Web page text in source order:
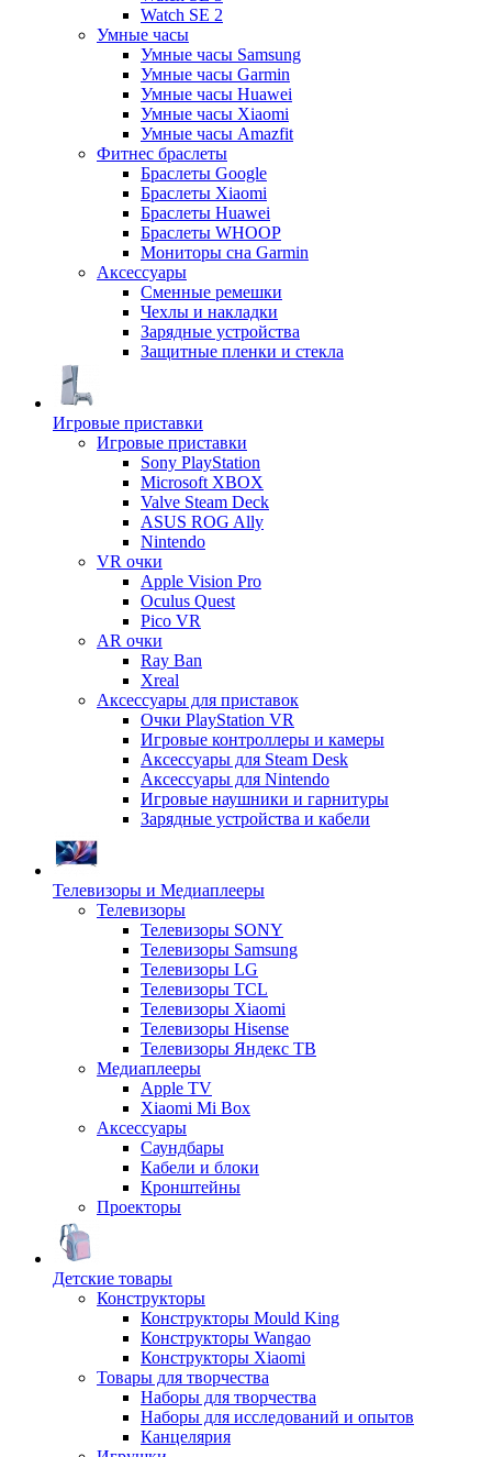
Watch SE 2
Умные часы
Умные часы Samsung
Умные часы Garmin
Умные часы Huawei
Умные часы Xiaomi
Умные часы Amazfit
Фитнес браслеты
Браслеты Google
Браслеты Xiaomi
Браслеты Huawei
Браслеты WHOOP
Мониторы сна Garmin
Аксессуары
Сменные ремешки
Чехлы и накладки
Зарядные устройства
Защитные пленки и стекла
Игровые приставки
Игровые приставки
Sony PlayStation
Microsoft XBOX
Valve Steam Deck
ASUS ROG Ally
Nintendo
VR очки
Apple Vision Pro
Oculus Quest
Pico VR
AR очки
Ray Ban
Xreal
Аксессуары для приставок
Очки PlayStation VR
Игровые контроллеры и камеры
Аксессуары для Steam Desk
Аксессуары для Nintendo
Игровые наушники и гарнитуры
Зарядные устройства и кабели
Телевизоры и Медиаплееры
Телевизоры
Телевизоры SONY
Телевизоры Samsung
Телевизоры LG
Телевизоры TCL
Телевизоры Xiaomi
Телевизоры Hisense
Телевизоры Яндекс ТВ
Медиаплееры
Apple TV
Xiaomi Mi Box
Аксессуары
Саундбары
Кабели и блоки
Кронштейны
Проекторы
Детские товары
Конструкторы
Конструкторы Mould King
Конструкторы Wangao
Конструкторы Xiaomi
Товары для творчества
Наборы для творчества
Наборы для исследований и опытов
Канцелярия